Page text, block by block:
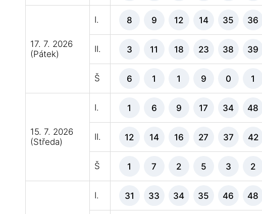
17. 7. 2026
(Pátek)
I. 8 9 12 14 35 36
II. 3 11 18 23 38 39
Š 6 1 1 9 0 1
15. 7. 2026
(Středa)
I. 1 6 9 17 34 48
II. 12 14 16 27 37 42
Š 1 7 2 5 3 2
I. 31 33 34 35 46 48